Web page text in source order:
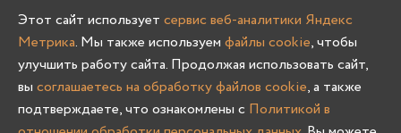
После одобрения запроса, поданного в онлайн режиме,
банк предоставит рассрочку, максимальная
продолжительность которой достигает 10 месяцев.
Рассрочки удобны тем, что платеж растягивается во
времени, но за обслуживание заемных средств, платить не
Этот сайт использует сервис веб-аналитики Яндекс
Метрика. Мы также используем файлы cookie, чтобы
улучшить работу сайта. Продолжая использовать сайт,
вы соглашаетесь на обработку файлов cookie, а также
подтверждаете, что ознакомлены с Политикой в